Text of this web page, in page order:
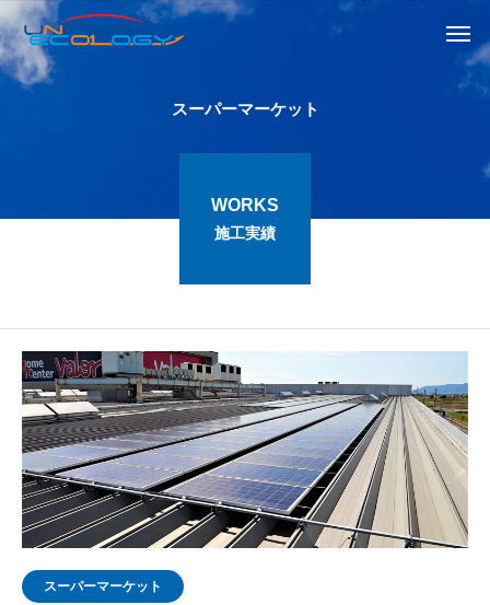
スーパーマーケッ ト
WORKS
施工実績
スーパーマーケット